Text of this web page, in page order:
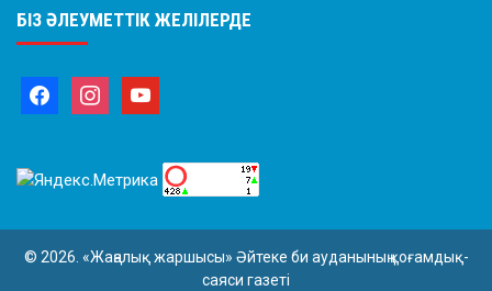
БІЗ ӘЛЕУМЕТТІК ЖЕЛІЛЕРДЕ
© 2026. «Жаңалық жаршысы» Әйтеке би ауданының қоғамдық-
саяси газеті